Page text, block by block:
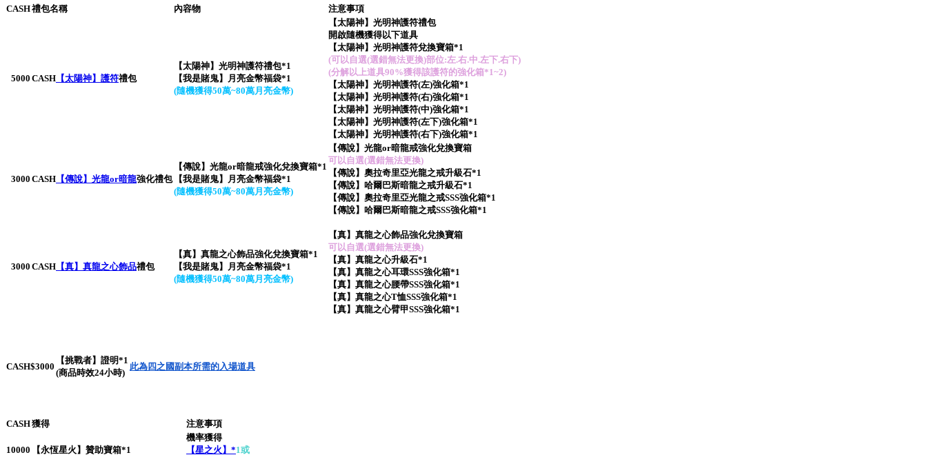
CASH禮包名稱 內容物 注意事項
5000 CASH 【太陽神】護符禮包
【太陽神】光明神護符禮包*1
【我是賭鬼】月亮金幣福袋*1
(隨機獲得50萬~80萬月亮金幣)
【太陽神】光明神護符禮包
開啟隨機獲得以下道具
【太陽神】光明神護符兌換寶箱*1
(可以自選(選錯無法更換)部位:左.右.中.左下.右下)
(分解以上道具90%獲得該護符的強化箱*1~2)
【太陽神】光明神護符(左)強化箱*1
【太陽神】光明神護符(右)強化箱*1
【太陽神】光明神護符(中)強化箱*1
【太陽神】光明神護符(左下)強化箱*1
【太陽神】光明神護符(右下)強化箱*1
3000 CASH 【傳說】 光龍or暗龍強化禮包
【傳說】光龍or暗龍戒強化兌換寶箱*1
【我是賭鬼】月亮金幣福袋*1
(隨機獲得50萬~80萬月亮金幣)
【傳說】光龍or暗龍戒強化兌換寶箱
可以自選(選錯無法更換)
【傳說】奧拉奇里亞光龍之戒升級石*1
【傳說】哈爾巴斯暗龍之戒升級石*1
【傳說】奧拉奇里亞光龍之戒SSS強化箱*1
【傳說】哈爾巴斯暗龍之戒SSS強化箱*1
3000 CASH 【真】真龍之心飾品禮包
【真】真龍之心飾品強化兌換寶箱*1
【我是賭鬼】月亮金幣福袋*1
(隨機獲得50萬~80萬月亮金幣)
【真】真龍之心飾品強化兌換寶箱
可以自選(選錯無法更換)
【真】真龍之心升級石*1
【真】真龍之心耳環SSS強化箱*1
【真】真龍之心腰帶SSS強化箱*1
【真】真龍之心T恤SSS強化箱*1
【真】真龍之心臂甲SSS強化箱*1
CASH$3000
【挑戰者】證明*1
(商品時效24小時)
此為四之國副本所需的入場道具
CASH獲得 注意事項
10000 【永恆星火】贊助寶箱*1
機率獲得
【星之火】*1或